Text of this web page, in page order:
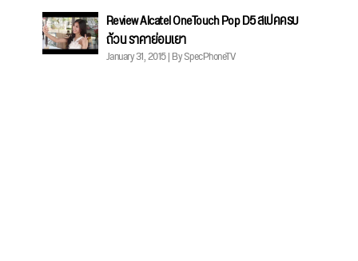
Review Alcatel OneTouch Pop D5 สเปคครบ
ถ้วน ราคาย่อมเยา
January 31, 2015 | By SpecPhoneTV